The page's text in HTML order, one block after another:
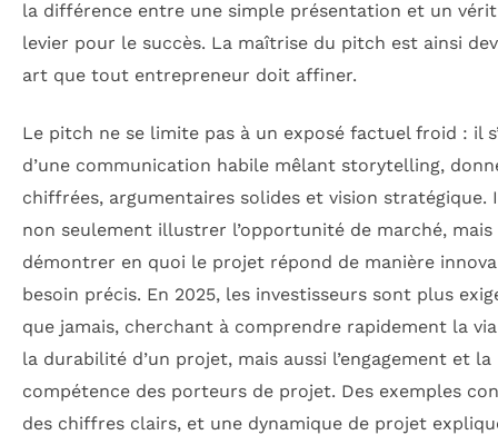
la différence entre une simple présentation et un
levier pour le succès. La maîtrise du pitch est ainsi
art que tout entrepreneur doit affiner.
Le pitch ne se limite pas à un exposé factuel froid : il
d’une communication habile mêlant storytelling,
chiffrées, argumentaires solides et vision stratégique.
non seulement illustrer l’opportunité de marché, mais
démontrer en quoi le projet répond de manière
besoin précis. En 2025, les investisseurs sont plus
que jamais, cherchant à comprendre rapidement la
la durabilité d’un projet, mais aussi l’engagement et la
compétence des porteurs de projet. Des exemples
des chiffres clairs, et une dynamique de projet